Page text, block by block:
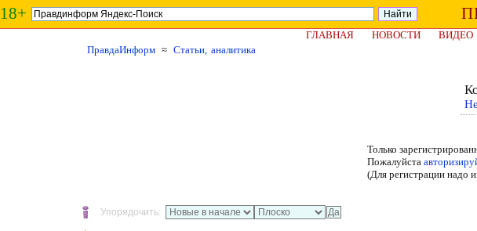
18+
ГЛАВНАЯ
НОВОСТИ ВИДЕО
ПравдаИнформ ≈ Статьи, аналитика
Только
Пожалуйста
(Для регистрации надо
Упорядочить: